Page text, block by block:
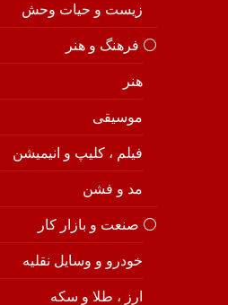
زیست و حیات وحش
⚪️ فرهنگ و هنر
هنر
موسیقی
فیلم ، کلیپ و انیمیشن
مد و فشن
⚪️ صنعت و بازار کار
خودرو و وسایل نقلیه
ارز ، طلا و سکه